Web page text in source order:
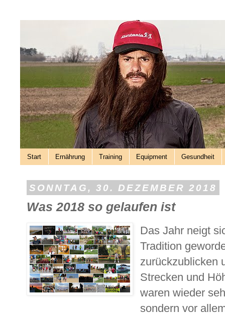
Start Ernährung Training Equipment Gesundheit
SONNTAG, 30. DEZEMBER 2018
Was 2018 so gelaufen ist
Das Jahr neigt
Tradition
zurückzublicken
Strecken und
waren wieder
sondern vor